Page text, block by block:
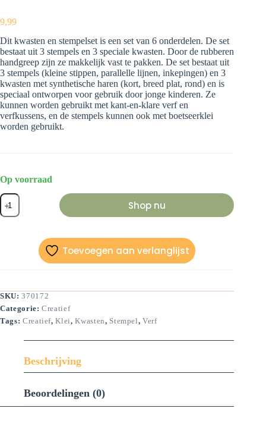
9,99
Dit kwasten en stempelset is een set van 6 onderdelen. De set
bestaat uit 3 stempels en 3 speciale kwasten. Door de rubberen
handgreep zijn ze makkelijk vast te pakken. De set bestaat uit
3 stempels (kleine stippen, parallelle lijnen, inkepingen) en 3
kwasten met synthetische haren (kort, breed plat, rond) en is
speciaal ontworpen voor gebruik door jonge kinderen. Ze
kunnen worden gebruikt met kant-en-klare verf en
verfkussens, en de stempels kunnen ook met boetseerklei
worden gebruikt.
Op voorraad
Kwasten
en
stempelset
Shop nu
Toevoegen aan verlanglijst
SKU:370172
Categorie:Creatief
Tags: Creatief,Klei,Kwasten, Stempel,Verf
Beschrijving
Beoordelingen (0)